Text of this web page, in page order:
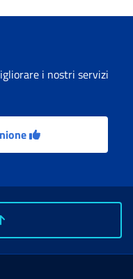
i nostri servizi